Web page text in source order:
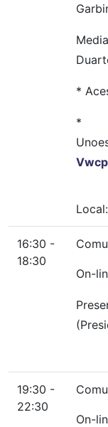
*
*
Local:
16:30 -
18:30
On-
19:30 -
22:30
On-